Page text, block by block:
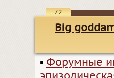
72
Big
▪ Форумные